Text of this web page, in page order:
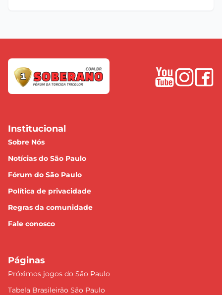
Institucional
Sobre Nós
Notícias do São Paulo
Fórum do São Paulo
Política de privacidade
Regras da comunidade
Fale conosco
Páginas
Próximos jogos do São Paulo
Tabela Brasileirão São Paulo